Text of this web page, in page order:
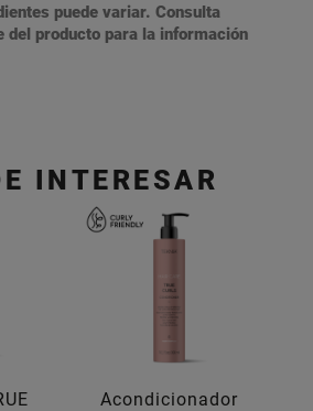
puede variar. Consulta
del producto para la información
INTERESAR
Acondicionador